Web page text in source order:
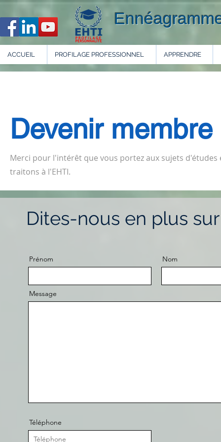
ACCUEIL PROFILAGE PROFESSIONNEL APPRENDRE
Devenir
Merci pour l'intérêt que vous portez aux sujets
traitons à l'EHTI.
Dites-nous en plus
Prénom Nom
Message
Téléphone